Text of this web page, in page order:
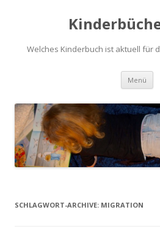
Welches Kinderbuch ist aktuell für
Menü
SCHLAGWORT-ARCHIVE: MIGRATION